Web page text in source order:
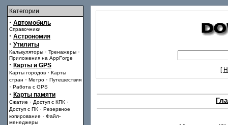
Категории
· Автомобиль
Справочники
· Астрономия
· Утилиты
Калькуляторы · Тренажеры ·
Приложения на AppForge
· Карты и GPS
Карты городов · Карты
стран · Метро · Путешествия
· Работа с GPS
· Карты памяти
Сжатие · Доступ с КПК ·
Доступ с ПК · Резервное
копирование · Файл-
менеджеры
[